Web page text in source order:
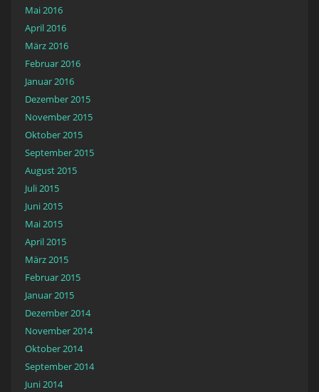
Mai 2016
April 2016
März 2016
Februar 2016
Januar 2016
Dezember 2015
November 2015
Oktober 2015
September 2015
August 2015
Juli 2015
Juni 2015
Mai 2015
April 2015
März 2015
Februar 2015
Januar 2015
Dezember 2014
November 2014
Oktober 2014
September 2014
Juni 2014